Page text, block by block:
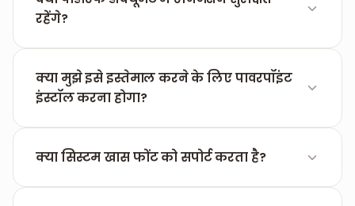
रहेंगे?
और ट्रांजिशन काम नहीं करेंगे। हालांकि, हर स्लाइड की
अंतिम इमेज पूरी सटीकता के साथ सुरक्षित रहेगी।
क्या मुझे इसे इस्तेमाल करने के लिए पावरपॉइंट
इंस्टॉल करना होगा?
फाइल अपलोड करनी है और बाकी काम हम कर लेंगे।
क्या सिस्टम खास फोंट को सपोर्ट करता है?